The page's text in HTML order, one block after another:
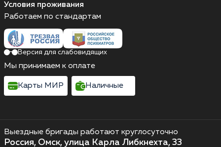
Условия проживания
Выездные бригады работают круглосуточно
Россия, Омск, улица Карла Либкнехта, 33
Работаем по стандартам
Версия для слабовидящих
Мы принимаем к оплате
Карты МИР Наличные